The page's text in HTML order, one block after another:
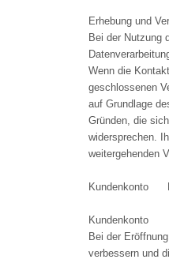
Erhebung und
Bei der Nutzung
Wenn die
geschlossenen
auf Grundlage
Gründen, die
widersprechen.
weitergehenden
Kundenkonto
Kundenkonto
Bei der
verbessern und